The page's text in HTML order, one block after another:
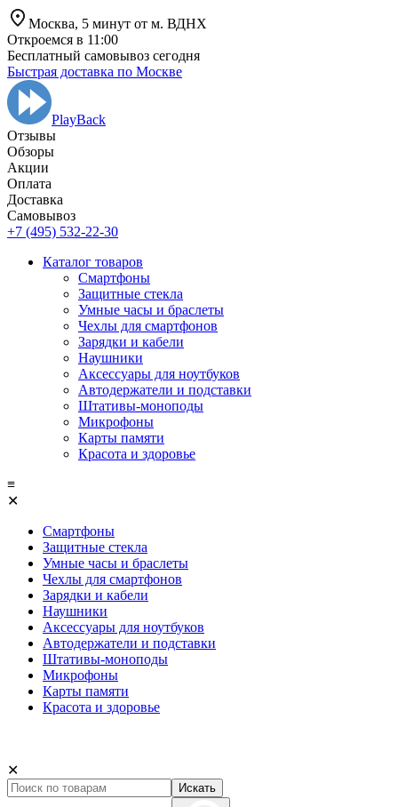
Москва, 5 минут от м. ВДНХ
Откроемся в 11:00
Бесплатный самовывоз сегодня
Быстрая доставка по Москве
PlayBack
Отзывы
Обзоры
Aкции
Оплата
Доставка
Самовывоз
+7 (495) 532-22-30
Каталог товаров
Смартфоны
Защитные стекла
Умные часы и браслеты
Чехлы для смартфонов
Зарядки и кабели
Наушники
Аксессуары для ноутбуков
Автодержатели и подставки
Штативы-моноподы
Микрофоны
Карты памяти
Красота и здоровье
≡
✕
Смартфоны
Защитные стекла
Умные часы и браслеты
Чехлы для смартфонов
Зарядки и кабели
Наушники
Аксессуары для ноутбуков
Автодержатели и подставки
Штативы-моноподы
Микрофоны
Карты памяти
Красота и здоровье
✕
Искать